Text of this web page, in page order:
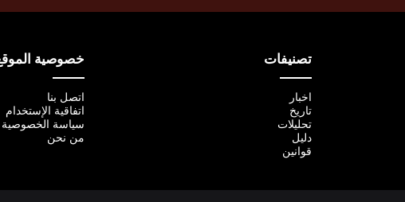
تصنيفات
اخبار
تاريخ
تحليلات
دليل
قوانين
خصوصية
اتصل بنا
اتفاقية الإستخدام
سياسة الخصوصية
من نحن